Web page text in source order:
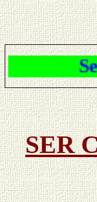
Ser
SER